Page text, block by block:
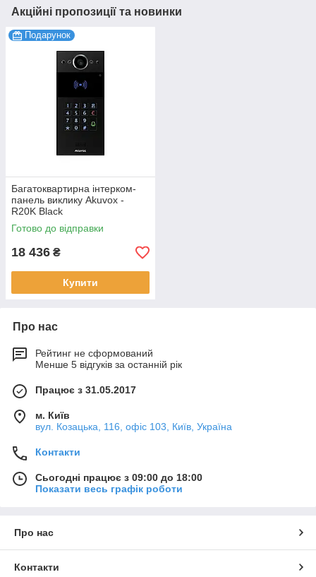
Акційні пропозиції та новинки
Подарунок
Багатоквартирна інтерком-
панель виклику Akuvox -
R20K Black
Готово до відправки
18 436 ₴
Купити
Про нас
Рейтинг не сформований
Менше 5 відгуків за останній рік
Працює з 31.05.2017
м. Київ
вул. Козацька, 116, офіс 103, Київ, Україна
Контакти
Сьогодні працює з 09:00 до 18:00
Показати весь графік роботи
Про нас
Контакти